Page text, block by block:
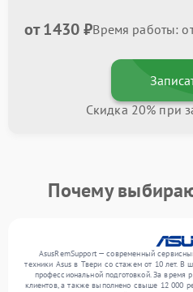
от 1430 ₽Время работы:
Скидка 20% при
Почему
AsusRemSupport — современный
техники Asus в Твери со стажем от 10 лет.
профессиональной подготовкой. За
клиентов, а также выполнено свыше 12 000